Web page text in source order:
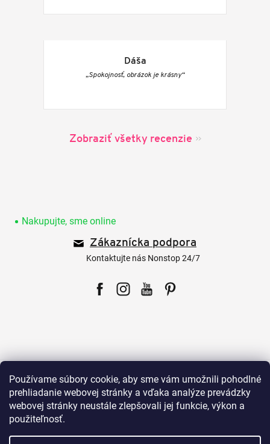
Používame súbory cookie, aby sme vám umožnili pohodlné
prehliadanie webovej stránky a vďaka analýze prevádzky
webovej stránky neustále zlepšovali jej funkcie, výkon a
použiteľnosť.
Dáša
„Spokojnosť, obrázok je krásny“
Zobraziť všetky recenzie
Nakupujte, sme online
Zákaznícka podpora
Kontaktujte nás Nonstop 24/7
Pre zákazníkov